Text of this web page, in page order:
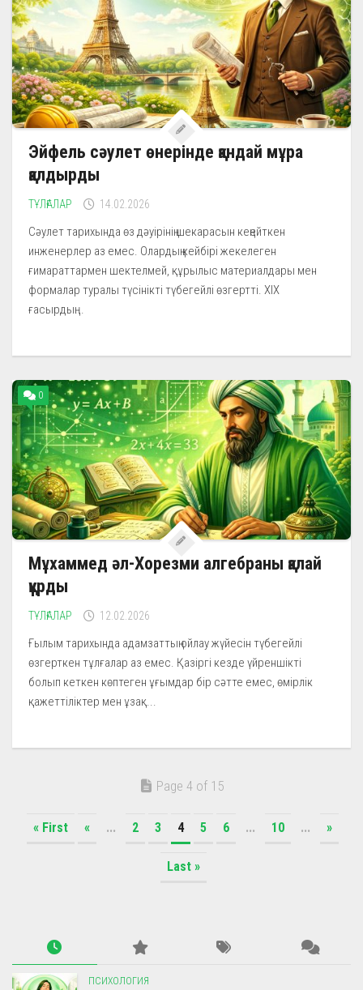
Эйфель сәулет өнерінде қандай мұра
қалдырды
ТҰЛҒАЛАР 14.02.2026
Сәулет тарихында өз дәуірінің шекарасын кеңейткен
инженерлер аз емес. Олардың кейбірі жекелеген
ғимараттармен шектелмей, құрылыс материалдары мен
формалар туралы түсінікті түбегейлі өзгертті. XIX
ғасырдың...
0
Мұхаммед әл-Хорезми алгебраны қалай
құрды
ТҰЛҒАЛАР 12.02.2026
Ғылым тарихында адамзаттың ойлау жүйесін түбегейлі
өзгерткен тұлғалар аз емес. Қазіргі кезде үйреншікті
болып кеткен көптеген ұғымдар бір сәтте емес, өмірлік
қажеттіліктер мен ұзақ...
Page 4 of 15
« First « ... 2 3 4 5 6 ... 10 ... »
Last »
ПСИХОЛОГИЯ